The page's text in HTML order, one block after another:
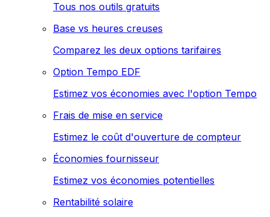
Tous nos outils gratuits
Base vs heures creuses
Comparez les deux options tarifaires
Option Tempo EDF
Estimez vos économies avec l'option Tempo
Frais de mise en service
Estimez le coût d'ouverture de compteur
Économies fournisseur
Estimez vos économies potentielles
Rentabilité solaire